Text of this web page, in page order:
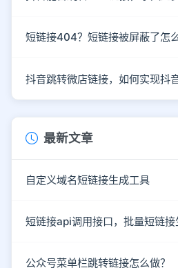
短链接404？短链接被屏蔽了怎么
抖音跳转微店链接，如何实现抖
最新文章
自定义域名短链接生成工具
短链接api调用接口，批量短链接
公众号菜单栏跳转链接怎么做？